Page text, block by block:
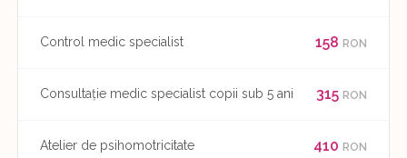
Control medic specialist 158 RON
Consultație medic specialist copii sub 5 ani 315 RON
Atelier de psihomotricitate 410 RON